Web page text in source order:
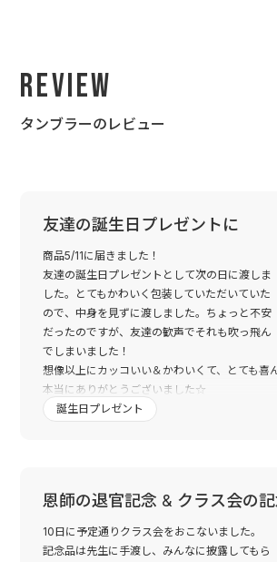
Review
タンブラーのレビュー
友達の誕生日プレゼントに
商品5/11に届きました！
友達の誕生日プレゼントとして次の日に渡しま
した。とてもかわいく包装していただいていた
ので、中身を見ずに渡しました。ちょっと不安
だったのですが、友達の歓声でそれも吹っ飛ん
でしまいました！
想像以上にカッコいい＆かわいくて、とても喜
本当にありがとうございました☆
誕生日プレゼント
恩師の退官記念 & クラス会の
10日に予定通りクラス会をおこないました。
記念品は先生に手渡し、みんなに披露してもら